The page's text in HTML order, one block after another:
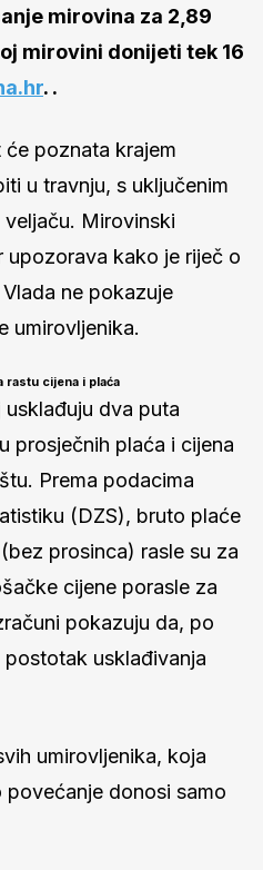
mirovina za 2,89
mirovini donijeti tek 16
. .
poznata krajem
u travnju, s uključenim
Mirovinski
upozorava kako je riječ o
ne pokazuje
umirovljenika.
rastu cijena i plaća
dva puta
prosječnih plaća i cijena
Prema podacima
(DZS), bruto plaće
prosinca) rasle su za
cijene porasle za
pokazuju da, po
usklađivanja
umirovljenika, koja
donosi samo